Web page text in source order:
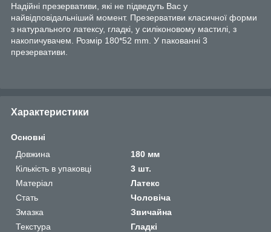
Надійні презервативи, які не підведуть Вас у
найвідповідальніший момент. Презервативи класичної форми
з натурального латексу, гладкі, у силіконовому мастилі, з
накопичувачем. Розмір 180*52 mm. У пакованні 3
презервативи.
Характеристики
Основні
Довжина
180 мм
Кількість в упаковці
3 шт.
Матеріал
Латекс
Стать
Чоловіча
Змазка
Звичайна
Текстура
Гладкі